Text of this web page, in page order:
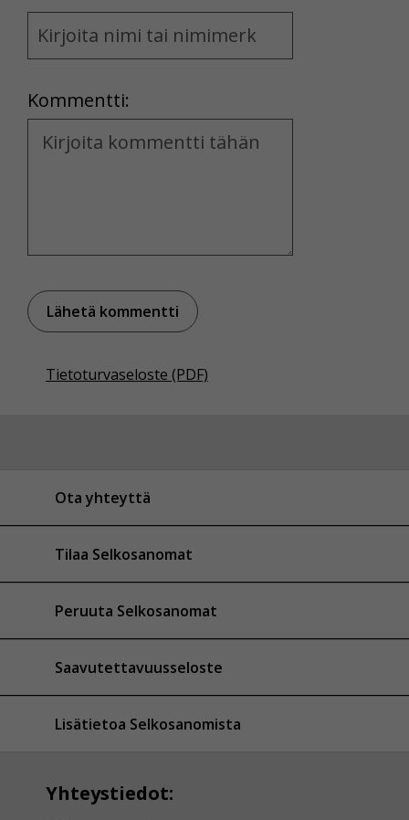
Name
and
Kommentti:
Kommentti
Tietoturvaseloste (PDF)
Ota yhteyttä
Tilaa Selkosanomat
Peruuta Selkosanomat
Saavutettavuusseloste
Lisätietoa Selkosanomista
Yhteystiedot: